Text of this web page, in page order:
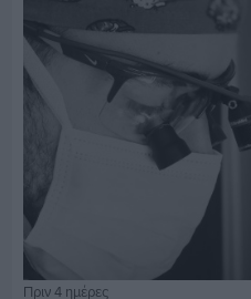
Πριν 4 ημέρες